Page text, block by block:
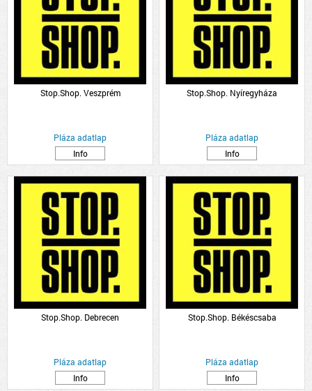
Stop.Shop. Veszprém
Pláza adatlap
Info
Stop.Shop. Nyíregyháza
Pláza adatlap
Info
Stop.Shop. Debrecen
Pláza adatlap
Info
Stop.Shop. Békéscsaba
Pláza adatlap
Info